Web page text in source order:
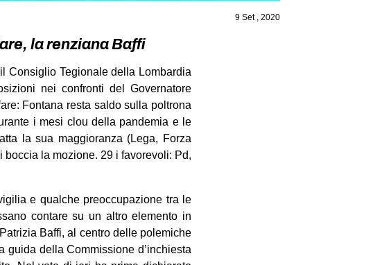
9 Set , 2020
la renziana Baffi
Consiglio Tegionale della Lombardia
nei confronti del Governatore
Fontana resta saldo sulla poltrona
i mesi clou della pandemia e le
la sua maggioranza (Lega, Forza
boccia la mozione. 29 i favorevoli: Pd,
e qualche preoccupazione tra le
contare su un altro elemento in
Baffi, al centro delle polemiche
guida della Commissione d’inchiesta